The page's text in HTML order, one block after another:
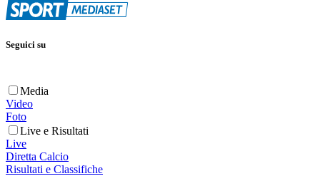
Seguici su
Media
Video
Foto
Live e Risultati
Live
Diretta Calcio
Risultati e Classifiche